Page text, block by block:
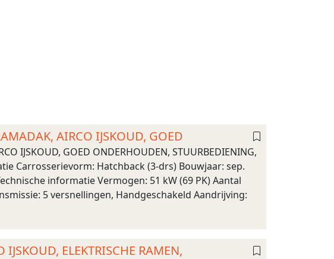
AIRCO IJSKOUD, GOED
IJSKOUD, GOED ONDERHOUDEN, STUURBEDIENING,
Carrosserievorm: Hatchback (3-drs) Bouwjaar: sep.
informatie Vermogen: 51 kW (69 PK) Aantal
5 versnellingen, Handgeschakeld Aandrijving:
ELEKTRISCHE RAMEN,